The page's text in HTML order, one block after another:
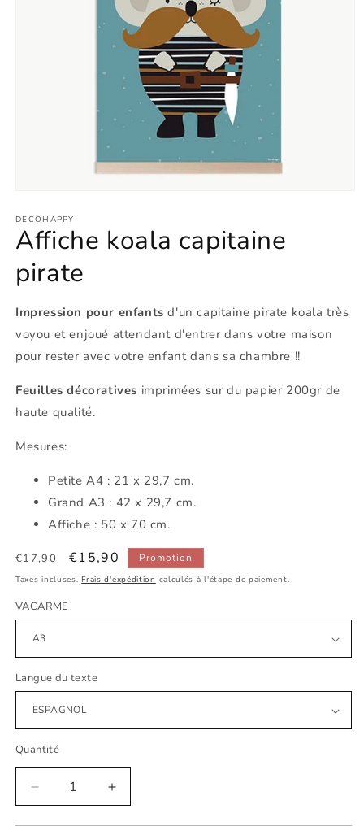
média
dans
fenêtre
modale
DECOHAPPY
Affiche koala capitaine
pirate
Impression pour enfants d'un capitaine pirate koala très
voyou et enjoué attendant d'entrer dans votre maison
pour rester avec votre enfant dans sa chambre !!
Feuilles décoratives imprimées sur du papier 200gr de
haute qualité.
Mesures:
Petite A4 : 21 x 29,7 cm.
Grand A3 : 42 x 29,7 cm.
Affiche : 50 x 70 cm.
Prix
habituel
€17,90
Prix
promotionnel
€15,90 Promotion
Taxes incluses.Frais d'expédition calculés à l'étape de paiement.
VACARME
Langue du texte
Quantité
Réduire
la
Augmenter
la